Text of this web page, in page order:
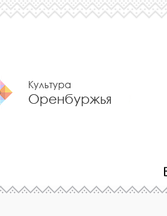
Культура
Оренбуржья